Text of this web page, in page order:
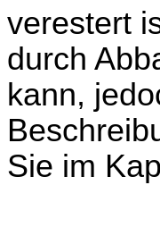
verestert
durch
kann,
Sie im